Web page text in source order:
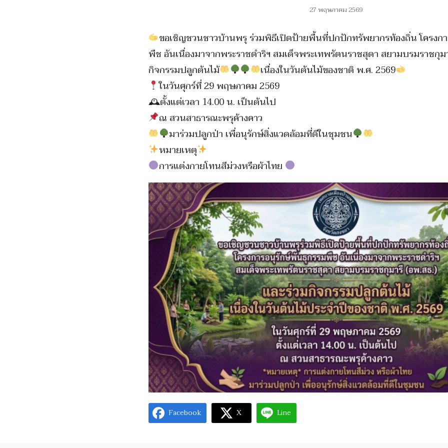
27 พฤษภาคม 2569
ขอเชิญชวนชาวบ้านพรุ ร่วมพิธีเปิดป้ายพื้นที่ปกปักทรัพยากรท้องถิ่น โครงก
พืช อันเนื่องมาจากพระราชดำริฯ สมเด็จพระเทพรัตนราชสุดา สยามบรมราชกุม
กิจกรรมปลูกต้นไม้
เนื่องในวันต้นไม้ของชาติ พ.ศ. 2569
ในวันศุกร์ที่ 29 พฤษภาคม 2569
🕰ตั้งแต่เวลา 14.00 น. เป็นต้นไป
ณ สวนสาธารณะพรุค้างคาว
มาร่วมปลูกป่า เพื่อนุรักษ์สิ่งแวดล้อมที่ดีในชุมชน
️หมายเหตุ
การแต่งกายโทนสีม่วงหรือผ้าไทย
Facebook X Line